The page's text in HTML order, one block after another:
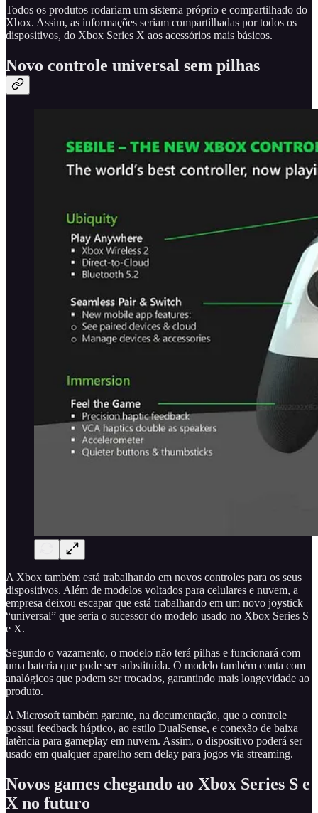
Todos os produtos rodariam um sistema próprio e compartilhado do
Xbox. Assim, as informações seriam compartilhadas por todos os
dispositivos, do Xbox Series X aos acessórios mais básicos.
Novo controle universal sem pilhas
A Xbox também está trabalhando em novos controles para os seus
dispositivos. Além de modelos voltados para celulares e nuvem, a
empresa deixou escapar que está trabalhando em um novo joystick
“universal” que seria o sucessor do modelo usado no Xbox Series S
e X.
Segundo o vazamento, o modelo não terá pilhas e funcionará com
uma bateria que pode ser substituída. O modelo também conta com
analógicos que podem ser trocados, garantindo mais longevidade ao
produto.
A Microsoft também garante, na documentação, que o controle
possui feedback háptico, ao estilo DualSense, e conexão de baixa
latência para gameplay em nuvem. Assim, o dispositivo poderá ser
usado em qualquer aparelho sem delay para jogos via streaming.
Novos games chegando ao Xbox Series S e
X no futuro